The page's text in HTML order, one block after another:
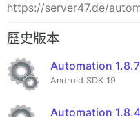
https://server47.de/
歷史版本
Automation 1.8.7
Android SDK 19
Automation 1.8.4